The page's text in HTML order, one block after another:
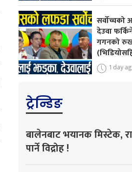
देउवा
गगनको
1 day
ट्रेन्डिङ
बालेनबाट भयानक मिस्टेक,
पार्ने विद्रोह !